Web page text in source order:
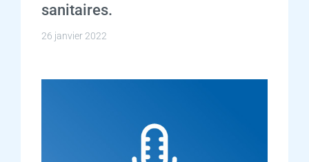
sanitaires.
26 janvier 2022